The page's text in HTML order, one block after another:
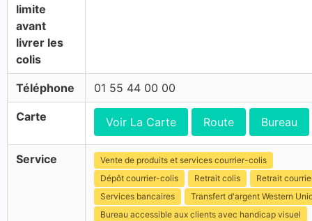
limite
avant
livrer les
colis
Téléphone 01 55 44 00 00
Carte Voir La Carte Route Bureau
Service
Vente de produits et services courrier-colis
Dépôt courrier-colis
Retrait colis
Retrait
Services bancaires
Transfert d'argent Western
Bureau accessible aux clients avec handicap visuel